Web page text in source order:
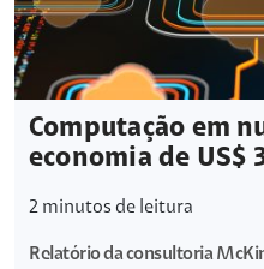
Computação em
economia de US$
2 minutos de leitura
Relatório da consultoria